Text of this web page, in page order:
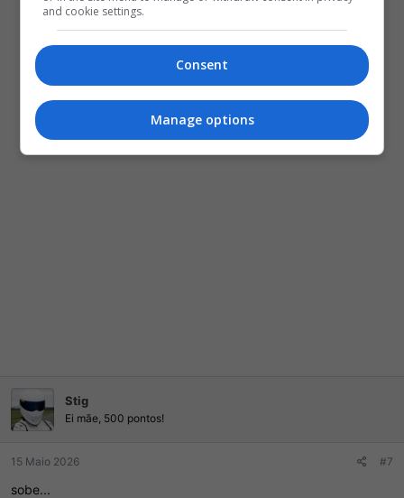
Stig
Ei mãe, 500 pontos!
15 Maio 2026 #7
sobe...
and cookie settings.
Consent
Manage options